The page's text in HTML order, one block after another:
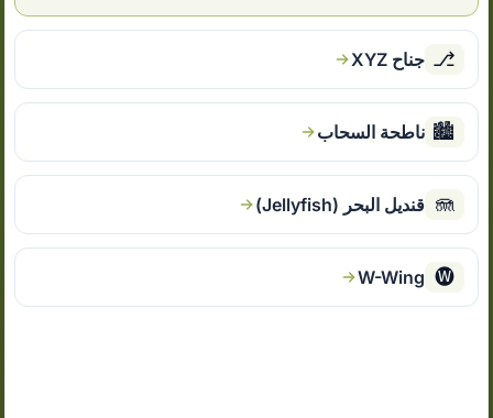
⎇ جناح XYZ
🏙 ناطحة السحاب
🪼 قنديل البحر (Jellyfish)
🅦
W-Wing